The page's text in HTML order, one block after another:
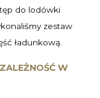
do lodówki
zestaw
ładunkową.
W